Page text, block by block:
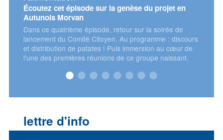
sur la genèse du projet en
épisode, retour sur la soirée de
Citoyen. Au programme : discours
! Puis immersion au cœur de
réunions de ce groupe naissant.
Conseil régional !
lettre d'info